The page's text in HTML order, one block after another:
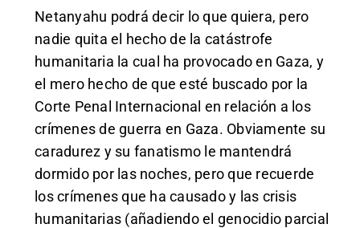
Netanyahu podrá decir lo que quiera, pero
nadie quita el hecho de la catástrofe
humanitaria la cual ha provocado en Gaza, y
el mero hecho de que esté buscado por la
Corte Penal Internacional en relación a los
crímenes de guerra en Gaza. Obviamente su
caradurez y su fanatismo le mantendrá
dormido por las noches, pero que recuerde
los crímenes que ha causado y las crisis
humanitarias (añadiendo el genocidio parcial